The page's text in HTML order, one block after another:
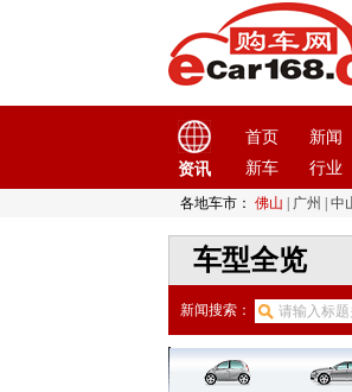
资讯
首页 新闻
新车
行业
各地车市： 佛山 广州 中
车型全览
新闻搜索：
讴歌(12)
欧宝(5)
欧朗
P
Polestar极星(1)
佩奇奥(1)
Q
奇瑞(27)
奇瑞QQ(3)
奇瑞新能源